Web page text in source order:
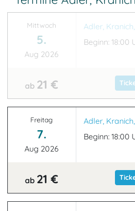
Mittwoch
5.
Aug 2026
Adler,
Beginn: 18:00
ab 21 €
Freitag
7.
Aug 2026
Adler,
Beginn: 18:00
ab 21 €